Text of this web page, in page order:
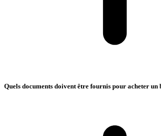
Quels documents doivent être fournis pour acheter